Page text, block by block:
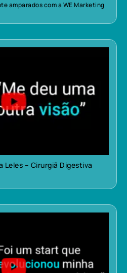
amparados com a WE Marketing
Leles – Cirurgiã Digestiva